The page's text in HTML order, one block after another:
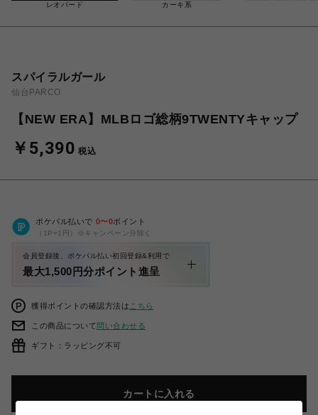
レオパード カーキ系
スパイラルガール
仙台PARCO
【NEW ERA】MLBロゴ総柄9TWENTYキャップ
￥5,390 税込
ポケパル払いで 0〜0ポイント
（1P=1円）※キャンペーン分除く
会員登録後、ポケパル払い初回登録&利用で
最大1,500円分ポイント進呈
獲得ポイントの確認方法は こちら
この商品について問い合わせる
ギフト：ラッピング不可
カートに入れる